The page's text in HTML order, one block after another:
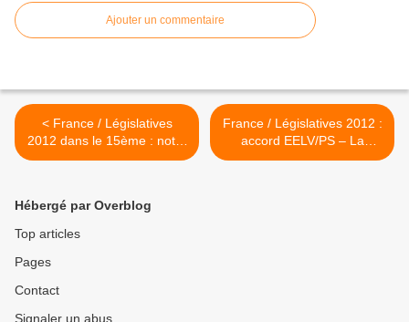
Ajouter un commentaire
< France / Législatives
2012 dans le 15ème : notre
parti, c’est le PCF et non le
France / Législatives 2012 :
accord EELV/PS – La
direction du PCF partie
Hébergé par Overblog
Top articles
Pages
Contact
Signaler un abus